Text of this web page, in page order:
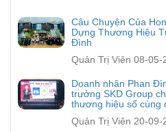
Câu Chuyện Của
Dựng Thương Hiệu
Đình
Quản Trị Viên 08-05-
Doanh nhân Phan
trưởng SKD Group
thương hiệu số cùng
Quản Trị Viên 20-09-